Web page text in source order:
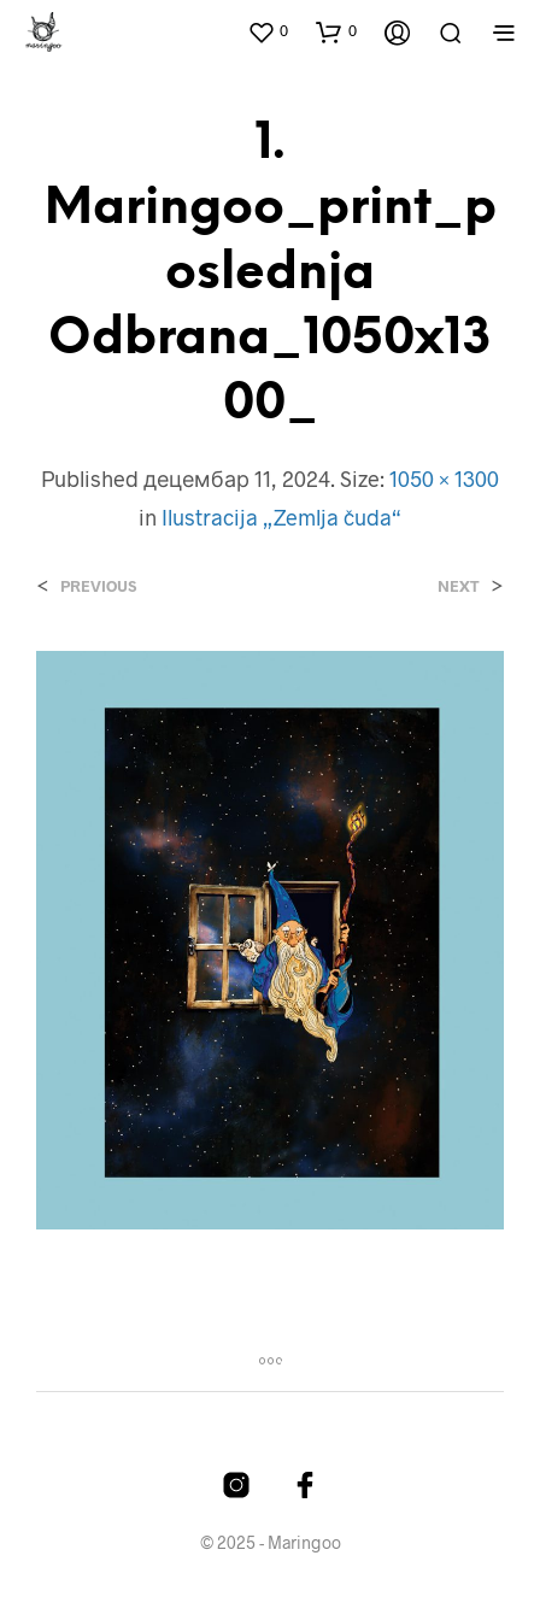
0 0
1.
Maringoo_print_p
Oslednja
Odbrana_1050x13
00_
Published децембар 11, 2024. Size: 1050 × 1300
in Ilustracija „Zemlja čuda“
< PREVIOUS NEXT >
© 2025 - Maringoo